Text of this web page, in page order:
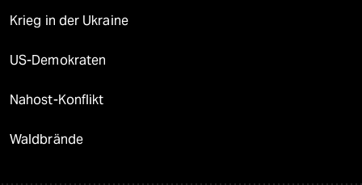
Krieg in der Ukraine
US-Demokraten
Nahost-Konflikt
Waldbrände